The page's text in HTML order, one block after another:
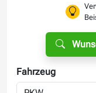
Fahrzeug